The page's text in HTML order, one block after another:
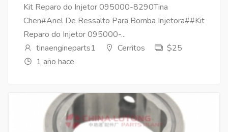
Kit Reparo do Injetor 095000-8290Tina
Chen#Anel De Ressalto Para Bomba Injetora##Kit
Reparo do Injetor 095000-...
tinaengineparts1
Cerritos
$25
1 año hace